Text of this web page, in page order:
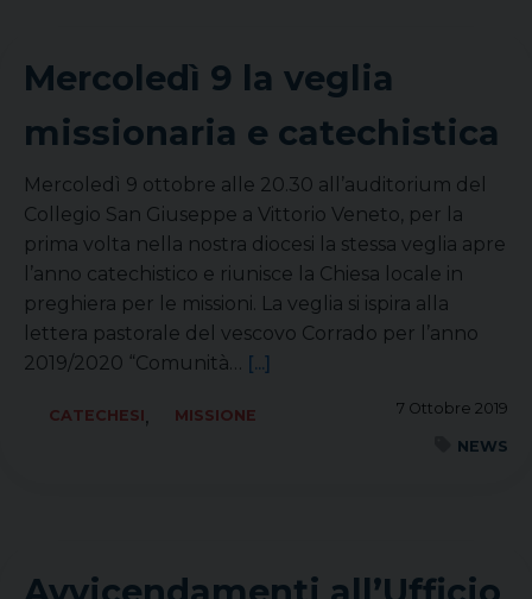
Mercoledì 9 la veglia
missionaria e catechistica
Mercoledì 9 ottobre alle 20.30 all’auditorium del
Collegio San Giuseppe a Vittorio Veneto, per la
prima volta nella nostra diocesi la stessa veglia apre
l’anno catechistico e riunisce la Chiesa locale in
preghiera per le missioni. La veglia si ispira alla
lettera pastorale del vescovo Corrado per l’anno
2019/2020 “Comunità… [...]
7 Ottobre 2019
CATECHESI,
MISSIONE
NEWS